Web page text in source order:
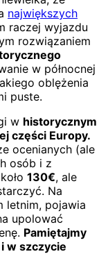
największych
raczej wyjazdu
rozwiązaniem
w północnej
oblężenia
puste.
w historycznym
części Europy.
ocenianych (ale
osób i z
130€, ale
Na
letnim, pojawia
upolować
Pamiętajmy
w szczycie